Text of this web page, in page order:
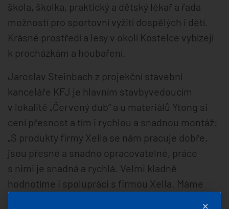
škola, školka, praktický a dětský lékař a řada
možností pro sportovní vyžití dospělých i dětí.
Krásné prostředí a lesy v okolí Kostelce vybízejí
k procházkám a houbaření.
Jaroslav Steinbach z projekční stavební
kanceláře KFJ je hlavním stavbyvedoucím
v lokalitě „Červený dub“ a u materiálů Ytong si
cení přesnost a tím i rychlou a snadnou montáž:
„S produkty firmy Xella se nám pracuje dobře,
jsou přesné a snadno opracovatelné, práce
s nimi je snadná a rychlá. Velmi kladně
hodnotíme i spolupráci s firmou Xella. Máme
×